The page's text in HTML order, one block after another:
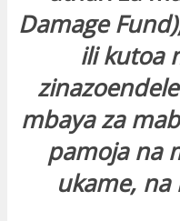
Damage
ili kutoa
mbaya za
pamoja na
ukame,